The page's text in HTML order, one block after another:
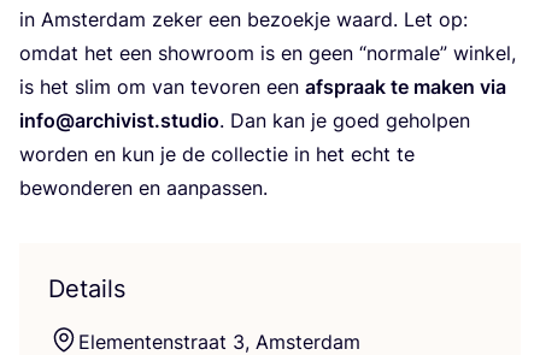
in Amster­dam zeker een bezoek­je waard. Let op:
omdat het een show­room is en geen “nor­ma­le” win­kel,
is het slim om van tevo­ren een afspraak te maken via
info@archivist.studio. Dan kan je goed gehol­pen
wor­den en kun je de col­lec­tie in het echt te
bewon­de­ren en aanpassen.
Details
Ele­men­ten­straat 3, Amsterdam